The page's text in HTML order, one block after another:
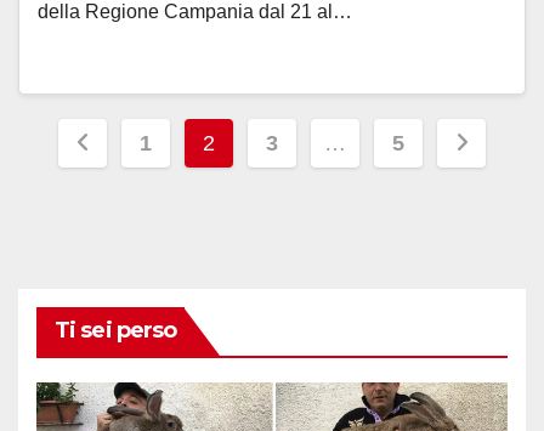
della Regione Campania dal 21 al…
Paginazione
1 2 3 … 5
Ti sei perso